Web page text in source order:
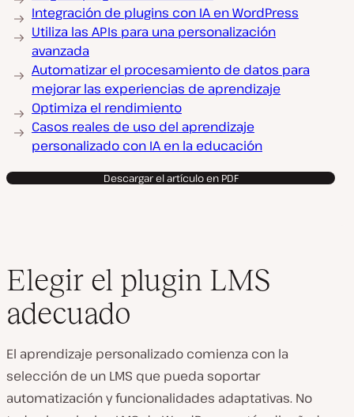
Integración de plugins con IA en WordPress
Utiliza las APIs para una personalización
avanzada
Automatizar el procesamiento de datos para
mejorar las experiencias de aprendizaje
Optimiza el rendimiento
Casos reales de uso del aprendizaje
personalizado con IA en la educación
Descargar el artículo en PDF
Elegir el plugin LMS
adecuado
El aprendizaje personalizado comienza con la
selección de un LMS que pueda soportar
automatización y funcionalidades adaptativas. No